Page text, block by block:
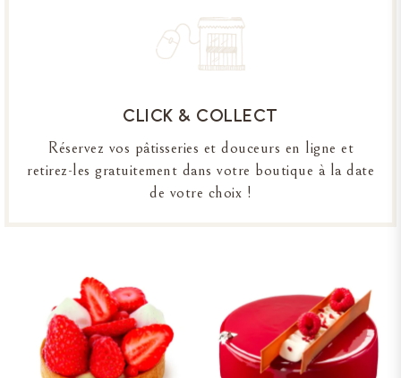
CLICK & COLLECT
Réservez vos pâtisseries et douceurs en ligne et
retirez-les gratuitement dans votre boutique à la date
de votre choix !